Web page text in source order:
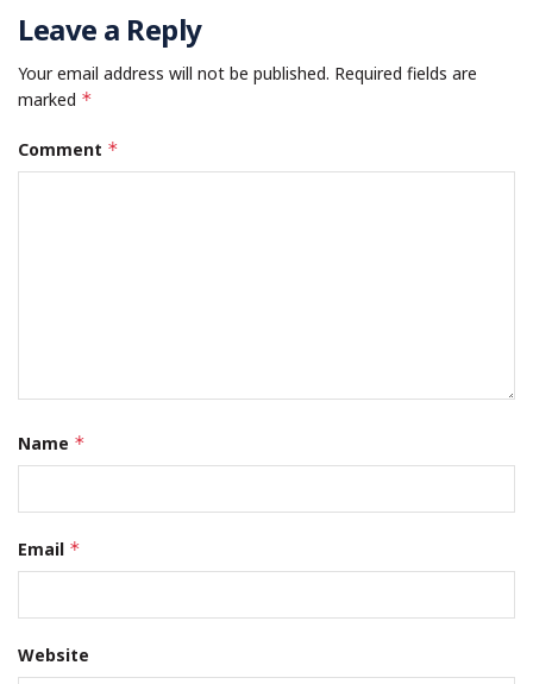
Leave a Reply
Your email address will not be published. Required fields are
marked *
Comment *
Name *
Email *
Website